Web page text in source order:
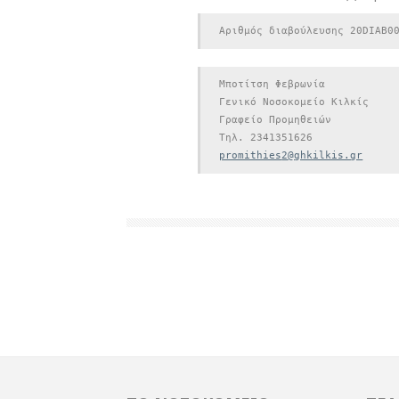
Αριθμός διαβούλευσης
Μποτίτση Φεβρωνία
Γενικό Νοσοκομείο Κιλκίς
Γραφείο Προμηθειών
promithies2@ghkilkis.gr